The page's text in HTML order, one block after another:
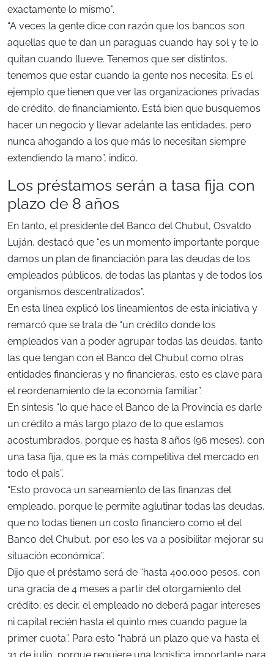
exactamente lo mismo”.
“A veces la gente dice con razón que los bancos son
aquellas que te dan un paraguas cuando hay sol y te lo
quitan cuando llueve. Tenemos que ser distintos,
tenemos que estar cuando la gente nos necesita. Es el
ejemplo que tienen que ver las organizaciones privadas
de crédito, de financiamiento. Está bien que busquemos
hacer un negocio y llevar adelante las entidades, pero
nunca ahogando a los que más lo necesitan siempre
extendiendo la mano”, indicó.
Los préstamos serán a tasa fija con
plazo de 8 años
En tanto, el presidente del Banco del Chubut, Osvaldo
Luján, destacó que “es un momento importante porque
damos un plan de financiación para las deudas de los
empleados públicos, de todas las plantas y de todos los
organismos descentralizados”.
En esta línea explicó los lineamientos de esta iniciativa y
remarcó que se trata de “un crédito donde los
empleados van a poder agrupar todas las deudas, tanto
las que tengan con el Banco del Chubut como otras
entidades financieras y no financieras, esto es clave para
el reordenamiento de la economía familiar”.
En síntesis “lo que hace el Banco de la Provincia es darle
un crédito a más largo plazo de lo que estamos
acostumbrados, porque es hasta 8 años (96 meses), con
una tasa fija, que es la más competitiva del mercado en
todo el país”.
“Esto provoca un saneamiento de las finanzas del
empleado, porque le permite aglutinar todas las deudas,
que no todas tienen un costo financiero como el del
Banco del Chubut, por eso les va a posibilitar mejorar su
situación económica”.
Dijo que el préstamo será de “hasta 400.000 pesos, con
una gracia de 4 meses a partir del otorgamiento del
crédito; es decir, el empleado no deberá pagar intereses
ni capital recién hasta el quinto mes cuando pague la
primer cuota”. Para esto “habrá un plazo que va hasta el